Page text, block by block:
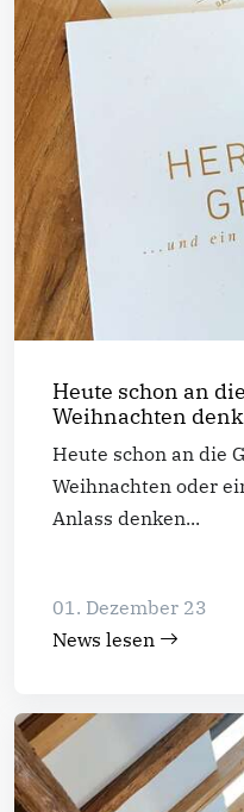
Heute schon an
Weihnachten
Heute schon an die
Weihnachten oder
Anlass denken...
01. Dezember 23
News lesen